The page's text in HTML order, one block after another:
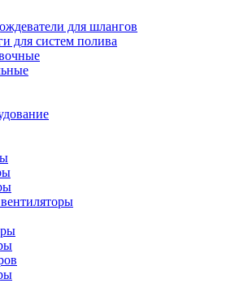
для шлангов
для систем полива